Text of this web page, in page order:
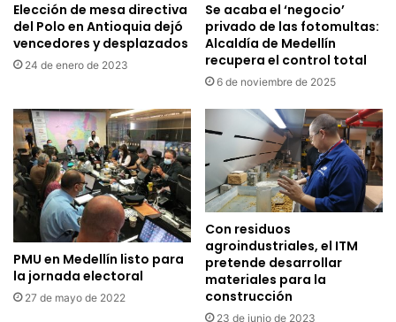
Elección de mesa directiva
del Polo en Antioquia dejó
vencedores y desplazados
24 de enero de 2023
Se acaba el ‘negocio’
privado de las fotomultas:
Alcaldía de Medellín
recupera el control total
6 de noviembre de 2025
PMU en Medellín listo para
la jornada electoral
27 de mayo de 2022
Con residuos
agroindustriales, el ITM
pretende desarrollar
materiales para la
construcción
23 de junio de 2023